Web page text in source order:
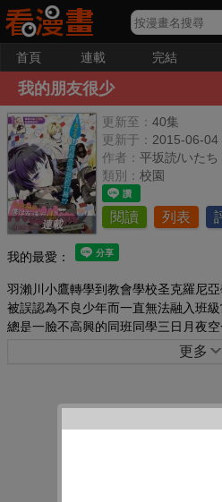
首頁 連載 完結
我的朋友很少
連載
更新至： 40集
更新于： 2015-06-04
作者： 平坂読/いたち
類別： 校園
閱讀 列表
我的最愛：
羽瀨川小鷹轉學到教會學校圣克羅尼
被誤認為不良少年而一直無法融入班
總是一臉不高興的同班同學三日月夜
語。夜空辯解說自己是在和空想好友
還強迫小鷹參加。沒想到鄰人社不斷
更多